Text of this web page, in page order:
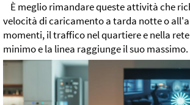
È meglio rimandare queste attività che
velocità di caricamento a tarda notte o
momenti, il traffico nel quartiere e nella
minimo e la linea raggiunge il suo massimo.